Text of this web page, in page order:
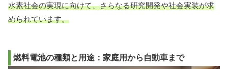
水素社会の実現に向けて、さらなる研究開発や社会実装が求
められています。
燃料電池の種類と用途：家庭用から自動車まで